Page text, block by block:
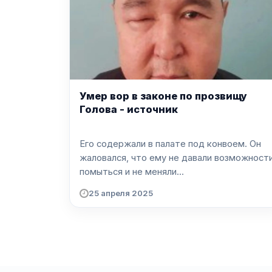
Умер вор в законе по прозвищу
Голова - источник
Его содержали в палате под конвоем. Он
жаловался, что ему не давали
помыться и не меняли...
25 апреля 2025